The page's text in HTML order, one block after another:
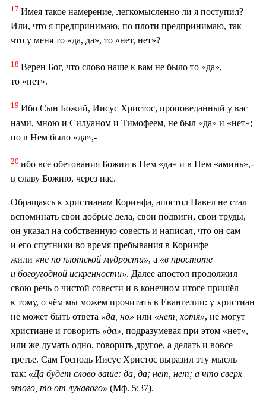
17 Имея такое намерение, легкомысленно ли я поступил?
Или, что я предпринимаю, по плоти предпринимаю, так
что у меня то «да, да», то «нет, нет»?
18 Верен Бог, что слово наше к вам не было то «да»,
то «нет».
19 Ибо Сын Божий, Иисус Христос, проповеданный у вас
нами, мною и Силуаном и Тимофеем, не был «да» и «нет»;
но в Нем было «да»,-
20 ибо все обетования Божии в Нем «да» и в Нем «аминь»,-
в славу Божию, через нас.
Обращаясь к христианам Коринфа, апостол Павел не стал
вспоминать свои добрые дела, свои подвиги, свои труды,
он указал на собственную совесть и написал, что он сам
и его спутники во время пребывания в Коринфе
жили «не по плотской мудрости», а «в простоте
и богоугодной искренности». Далее апостол продолжил
свою речь о чистой совести и в конечном итоге пришёл
к тому, о чём мы можем прочитать в Евангелии: у христиан
не может быть ответа «да, но» или «нет, хотя», не могут
христиане и говорить «да», подразумевая при этом «нет»,
или же думать одно, говорить другое, а делать и вовсе
третье. Сам Господь Иисус Христос выразил эту мысль
так: «Да будет слово ваше: да, да; нет, нет; а что сверх
этого, то от лукавого» (Мф. 5:37).